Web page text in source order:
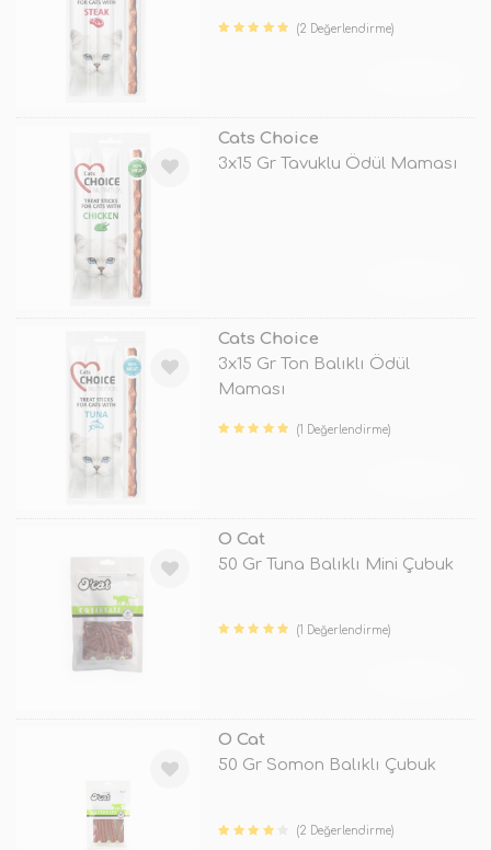
(2 Değerlendirme)
Cats Choice
3x15 Gr Tavuklu Ödül Maması
Cats Choice
3x15 Gr Ton Balıklı Ödül
Maması
(1 Değerlendirme)
O Cat
50 Gr Tuna Balıklı Mini Çubuk
(1 Değerlendirme)
O Cat
50 Gr Somon Balıklı Çubuk
(2 Değerlendirme)